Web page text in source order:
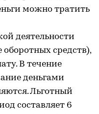
можно тратить
деятельности
оборотных средств),
В течение
деньгами
Льготный
составляет 6